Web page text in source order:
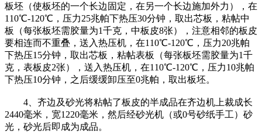
板坯（使板坯的一个长边固定，在另一个长边施加外力），在
110℃-120℃，压力25兆帕下热压30分钟，取出芯板，粘帖中
板（每张板坯需胶量为1千克，中板皮8张），注意相邻的板皮
要相连而不重叠，送入热压机，在110℃-120℃，压力20兆帕
下热压15分钟，取出芯板，粘帖表板（每张板坯需胶量为1千
克，表板皮2张），送入热压机，在110℃-120℃，压力10兆帕
下热压10分钟，之后缓缓卸压至0兆帕，取出板坯。
4、齐边及砂光将粘帖了板皮的半成品在齐边机上裁成长
2440毫米，宽1220毫米，然后经砂光机（或0号砂纸手工）砂
光，砂光后即成为成品。